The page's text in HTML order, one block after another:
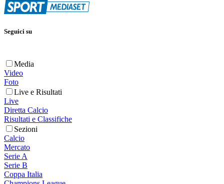
Seguici su
Media
Video
Foto
Live e Risultati
Live
Diretta Calcio
Risultati e Classifiche
Sezioni
Calcio
Mercato
Serie A
Serie B
Coppa Italia